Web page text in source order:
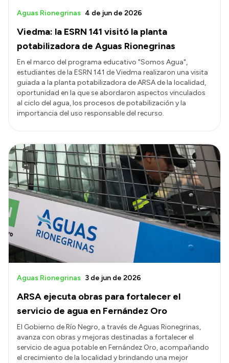
Viedma: la ESRN 141 visitó la planta
potabilizadora de Aguas Rionegrinas
Aguas Rionegrinas 4 de jun de 2026
En el marco del programa educativo "Somos Agua",
estudiantes de la ESRN 141 de Viedma realizaron una visita
guiada a la planta potabilizadora de ARSA de la localidad,
oportunidad en la que se abordaron aspectos vinculados
al ciclo del agua, los procesos de potabilización y la
importancia del uso responsable del recurso.
ARSA ejecuta obras para fortalecer el
servicio de agua en Fernández Oro
Aguas Rionegrinas 3 de jun de 2026
El Gobierno de Río Negro, a través de Aguas Rionegrinas,
avanza con obras y mejoras destinadas a fortalecer el
servicio de agua potable en Fernández Oro, acompañando
el crecimiento de la localidad y brindando una mejor